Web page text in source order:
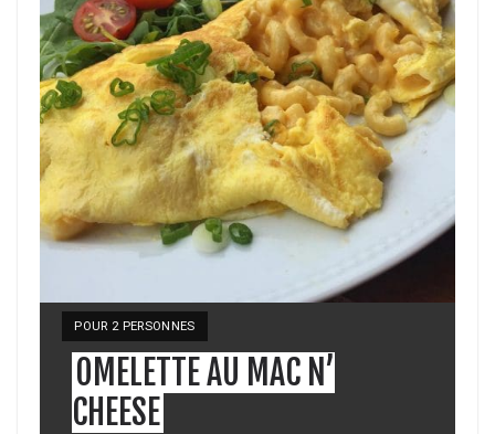
YIELD:
POUR 2 PERSONNES
OMELETTE AU MAC N’
CHEESE